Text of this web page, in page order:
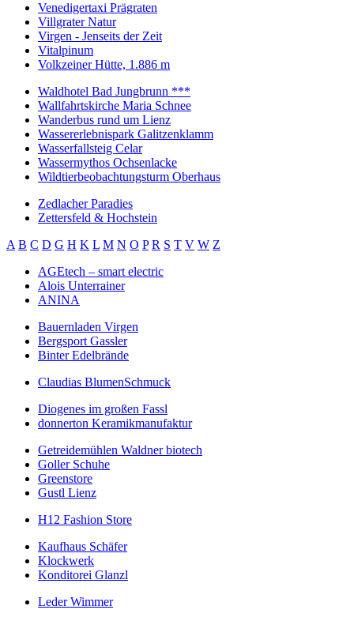
Venedigertaxi Prägraten
Villgrater Natur
Virgen - Jenseits der Zeit
Vitalpinum
Volkzeiner Hütte, 1.886 m
Waldhotel Bad Jungbrunn ***
Wallfahrtskirche Maria Schnee
Wanderbus rund um Lienz
Wassererlebnispark Galitzenklamm
Wasserfallsteig Celar
Wassermythos Ochsenlacke
Wildtierbeobachtungsturm Oberhaus
Zedlacher Paradies
Zettersfeld & Hochstein
A B C D G H K L M N O P R S T V W Z
AGEtech – smart electric
Alois Unterrainer
ANINA
Bauernladen Virgen
Bergsport Gassler
Binter Edelbrände
Claudias BlumenSchmuck
Diogenes im großen Fassl
donnerton Keramikmanufaktur
Getreidemühlen Waldner biotech
Goller Schuhe
Greenstore
Gustl Lienz
H12 Fashion Store
Kaufhaus Schäfer
Klockwerk
Konditorei Glanzl
Leder Wimmer